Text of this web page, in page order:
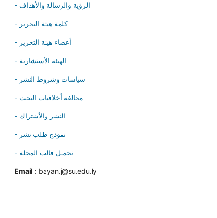
- الرؤية والرسالة والأهداف
- كلمة هيئة التحرير
- أعضاء هيئة التحرير
- الهيئة الأستشارية
- سياسات وشروط النشر
- مخالفة أخلاقيات البحث
- النشر والأشتراك
- نموذج طلب نشر
- تحميل قالب المجلة
Email : bayan.j@su.edu.ly